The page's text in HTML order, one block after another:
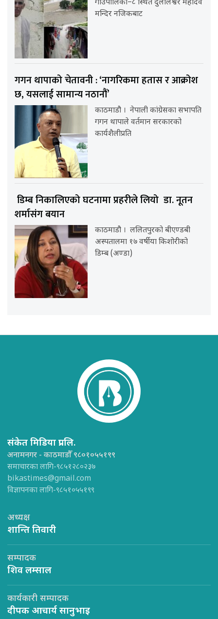
गाउँपालिका–८ स्थित दुलालेश्वर महादेव
मन्दिर नजिकबाट
गगन थापाको चेतावनी : ‘नागरिकमा हतास र आक्रोश
छ, यसलाई सामान्य नठानौं’
काठमाडौ । नेपाली कांग्रेसका सभापति
गगन थापाले वर्तमान सरकारको
कार्यशैलीप्रति
डिम्ब निकालिएको घटनामा प्रहरीले लियो डा. नूतन
शर्मासंग बयान
काठमाडौ । ललितपुरको बीएण्डबी
अस्पतालमा १७ वर्षीया किशोरीको
डिम्ब (अण्डा)
संकेत मिडिया प्रा.लि.
अनामनगर - काठमाडौँ ९८०१०५५१९९
समाचारका लागि-९८५१२८०२३७
bikastimes@gmail.com
विज्ञापनका लागि-९८५१०५५१९९
अध्यक्ष
शान्ति तिवारी
सम्पादक
शिव लम्साल
कार्यकारी सम्पादक
दीपक आचार्य सानुभाइ